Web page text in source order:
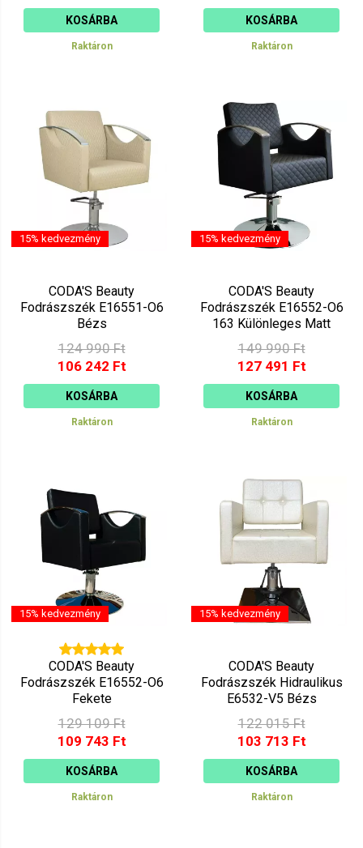
KOSÁRBA
Raktáron
KOSÁRBA
Raktáron
15% kedvezmény
CODA'S Beauty
Fodrászszék E16551-O6
Bézs
124 990 Ft
106 242 Ft
KOSÁRBA
Raktáron
15% kedvezmény
CODA'S Beauty
Fodrászszék E16552-O6
163 Különleges Matt
149 990 Ft
127 491 Ft
KOSÁRBA
Raktáron
15% kedvezmény
CODA'S Beauty
Fodrászszék E16552-O6
Fekete
129 109 Ft
109 743 Ft
KOSÁRBA
Raktáron
15% kedvezmény
CODA'S Beauty
Fodrászszék Hidraulikus
E6532-V5 Bézs
122 015 Ft
103 713 Ft
KOSÁRBA
Raktáron